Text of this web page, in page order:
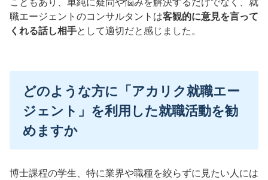
職エージェントのコンサルタントは客観的に意見を言って
くれる話し相手として適切だと感じました。
どのような方に「アカリク就職エー
ジェント」を利用した就職活動を勧
めますか
博士課程の学生、特に業界や職種を絞らずに見たい人には